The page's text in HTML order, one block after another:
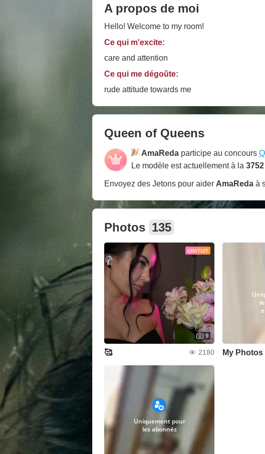
A propos de moi
Hello! Welcome to my room!
Ce qui m'excite:
care and attention
Ce qui me dégoûte:
rude attitude towards me
Queen of Queens
AmaReda participe au concours
Le modèle est actuellement à la
Envoyez des Jetons pour aider AmaReda à
Photos 135
GRATUIT
9
🥰 2180 My Photos
Uniquement pour
les abonnés